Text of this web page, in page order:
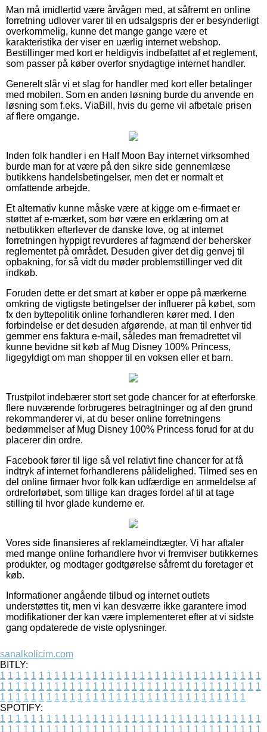
Man må imidlertid være årvågen med, at såfremt en online
forretning udlover varer til en udsalgspris der er besynderligt
overkommelig, kunne det mange gange være et
karakteristika der viser en uærlig internet webshop.
Bestillinger med kort er heldigvis indbefattet af et reglement,
som passer på køber overfor snydagtige internet handler.
Generelt slår vi et slag for handler med kort eller betalinger
med mobilen. Som en anden løsning burde du anvende en
løsning som f.eks. ViaBill, hvis du gerne vil afbetale prisen
af flere omgange.
Inden folk handler i en Half Moon Bay internet virksomhed
burde man for at være på den sikre side gennemlæse
butikkens handelsbetingelser, men det er normalt et
omfattende arbejde.
Et alternativ kunne måske være at kigge om e-firmaet er
støttet af e-mærket, som bør være en erklæring om at
netbutikken efterlever de danske love, og at internet
forretningen hyppigt revurderes af fagmænd der behersker
reglementet på området. Desuden giver det dig genvej til
opbakning, for så vidt du møder problemstillinger ved dit
indkøb.
Foruden dette er det smart at køber er oppe på mærkerne
omkring de vigtigste betingelser der influerer på købet, som
fx den byttepolitik online forhandleren kører med. I den
forbindelse er det desuden afgørende, at man til enhver tid
gemmer ens faktura e-mail, således man fremadrettet vil
kunne bevidne sit køb af Mug Disney 100% Princess,
ligegyldigt om man shopper til en voksen eller et barn.
Trustpilot indebærer stort set gode chancer for at efterforske
flere nuværende forbrugeres betragtninger og af den grund
rekommanderer vi, at du beser online forretningens
bedømmelser af Mug Disney 100% Princess forud for at du
placerer din ordre.
Facebook fører til lige så vel relativt fine chancer for at få
indtryk af internet forhandlerens pålidelighed. Tilmed ses en
del online firmaer hvor folk kan udfærdige en anmeldelse af
ordreforløbet, som tillige kan drages fordel af til at tage
stilling til hvor glade kunderne er.
Vores side finansieres af reklameindtægter. Vi har aftaler
med mange online forhandlere hvor vi fremviser butikkernes
produkter, og modtager godtgørelse såfremt du foretager et
køb.
Informationer angående tilbud og internet outlets
understøttes tit, men vi kan desværre ikke garantere imod
modifikationer der kan være implementeret efter at vi sidste
gang opdaterede de viste oplysninger.
sanalkolicim.com
BITLY:
1 1 1 1 1 1 1 1 1 1 1 1 1 1 1 1 1 1 1 1 1 1 1 1 1 1 1 1 1 1 1 1 1 1
1 1 1 1 1 1 1 1 1 1 1 1 1 1 1 1 1 1 1 1 1 1 1 1 1 1 1 1 1 1 1 1 1 1
1 1 1 1 1 1 1 1 1 1 1 1 1 1 1 1 1 1 1 1 1 1 1 1 1 1 1 1 1 1 1 1
SPOTIFY:
1 1 1 1 1 1 1 1 1 1 1 1 1 1 1 1 1 1 1 1 1 1 1 1 1 1 1 1 1 1 1 1 1 1
1 1 1 1 1 1 1 1 1 1 1 1 1 1 1 1 1 1 1 1 1 1 1 1 1 1 1 1 1 1 1 1 1 1